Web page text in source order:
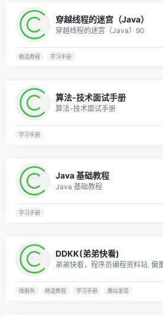
穿越线程的迷宫（Java）
穿越线程的迷宫（Java）90
精选教程 学习手册
算法-技术面试手册
算法-技术面试手册
学习手册
Java 基础教程
Java 基础教程
学习手册
DDKK(弟弟快看)
弟弟快看，程序员编程资料站. 偏
微服务 精选教程 学习手册 趣站发现